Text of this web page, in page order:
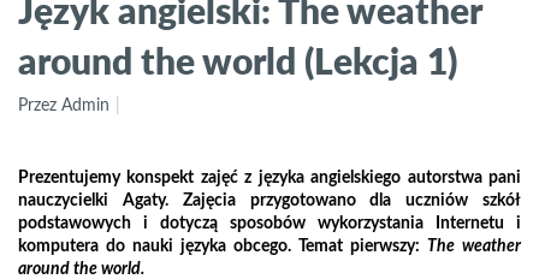
Język angielski: The weather
around the world (Lekcja 1)
Przez Admin
Prezentujemy konspekt zajęć z języka angielskiego autorstwa pani
nauczycielki Agaty. Zajęcia przygotowano dla uczniów szkół
podstawowych i dotyczą sposobów wykorzystania Internetu i
komputera do nauki języka obcego. Temat pierwszy:
The weather
around the world.